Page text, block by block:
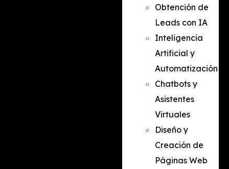
Obtención de
Leads con IA
Inteligencia
Artificial y
Automatización
Chatbots y
Asistentes
Virtuales
Diseño y
Creación de
Páginas Web